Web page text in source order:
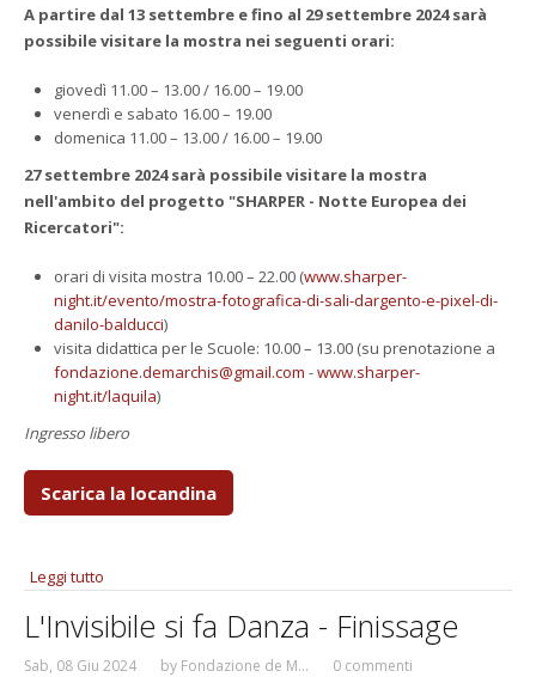
A partire dal 13 settembre e fino al 29 settembre 2024 sarà
possibile visitare la mostra nei seguenti orari:
giovedì 11.00 – 13.00 / 16.00 – 19.00
venerdì e sabato 16.00 – 19.00
domenica 11.00 – 13.00 / 16.00 – 19.00
27 settembre 2024 sarà possibile visitare la mostra
nell'ambito del progetto "SHARPER - Notte Europea dei
Ricercatori":
orari di visita mostra 10.00 – 22.00 (www.sharper-
night.it/evento/mostra-fotografica-di-sali-dargento-e-pixel-di-
danilo-balducci)
visita didattica per le Scuole: 10.00 – 13.00 (su prenotazione a
fondazione.demarchis@gmail.com -www.sharper-
night.it/laquila)
Ingresso libero
Scarica la locandina
Leggi tutto
L'Invisibile si fa Danza - Finissage
Sab, 08 Giu 2024 by Fondazione de M... 0 commenti